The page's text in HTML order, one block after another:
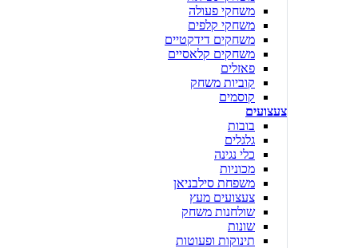
משחקי פעולה
משחקי קלפים
משחקים דידקטיים
משחקים קלאסיים
פאזלים
קוביות משחק
קוסמים
צעצועים
בובות
גלגלים
כלי נגינה
מכוניות
משפחת סילבניאן
צעצועים מעץ
שולחנות משחק
שונות
תינוקות ופעוטות